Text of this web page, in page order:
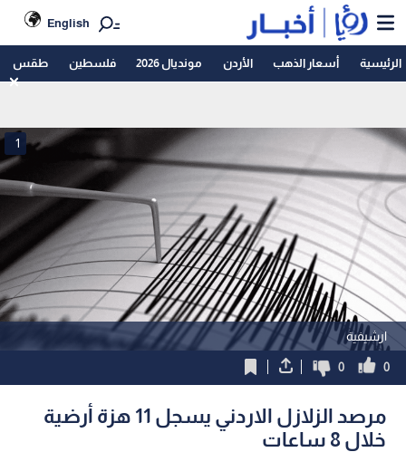
English
الرئيسية أسعار الذهب الأردن مونديال 2026 فلسطين طقس
ارشيفية
1
0
0
مرصد الزلازل الاردني يسجل 11 هزة أرضية
خلال 8 ساعات